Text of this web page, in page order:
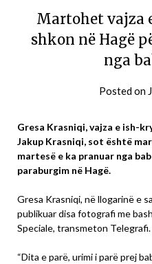
Martohet vajza
shkon në Hagë
nga
Posted on
Gresa Krasniqi, vajza e ish-
Jakup Krasniqi, sot është
martesë e ka pranuar nga
paraburgim në Hagë.
Gresa Krasniqi, në llogarinë e
publikuar disa fotografi me
Speciale, transmeton Telegrafi.
“Dita e parë, urimi i parë prej